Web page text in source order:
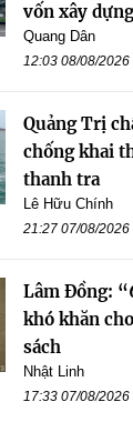
vốn xây
Quang Dân
12:03 08/08/2026
Quảng Trị
chống khai
thanh tra
Lê Hữu Chính
21:27 07/08/2026
Lâm Đồng:
khó khăn
sách
Nhật Linh
17:33 07/08/2026